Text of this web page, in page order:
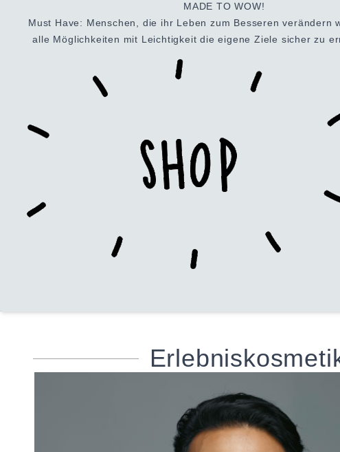
MADE TO WOW!
Must Have: Menschen, die ihr Leben zum Besseren verändern
alle Möglichkeiten mit Leichtigkeit die eigene Ziele sicher zu